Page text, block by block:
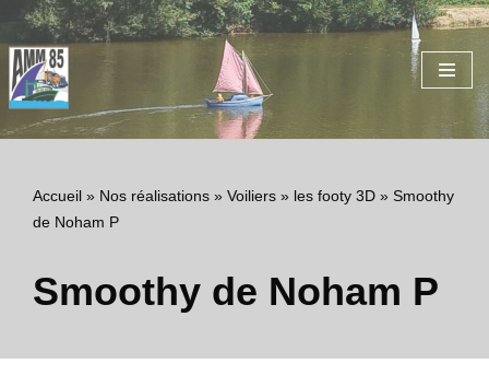
Aller
au
contenu
Accueil » Nos réalisations » Voiliers » les footy 3D » Smoothy
de Noham P
Smoothy de Noham P